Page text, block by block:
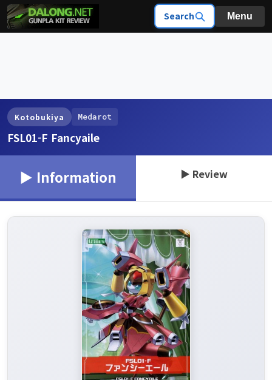
Search Menu
Kotobukiya Medarot
FSL01-F Fancyaile
▶ Information ▶ Review